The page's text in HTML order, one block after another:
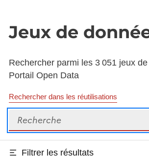
Jeux de
Rechercher parmi les 3 051 jeux
Portail Open Data
Rechercher dans les réutilisations
Recherche
Filtrer les résultats